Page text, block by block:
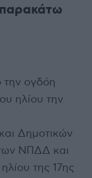
την ογδόη
ηλίου την
Δημοτικών
ΝΠΔΔ και
της 17ης